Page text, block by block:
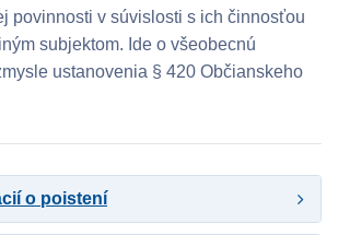
povinnosti v súvislosti s ich činnosťou
subjektom. Ide o všeobecnú
ustanovenia § 420 Občianskeho
o poistení